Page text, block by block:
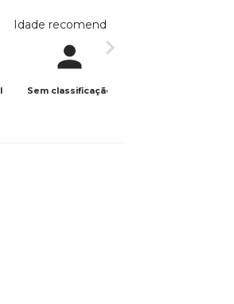
Idade recomendada
Sem classificação